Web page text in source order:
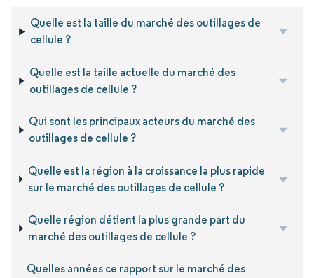
Quelle est la taille du marché des outillages de
cellule ?
Quelle est la taille actuelle du marché des
outillages de cellule ?
Qui sont les principaux acteurs du marché des
outillages de cellule ?
Quelle est la région à la croissance la plus rapide
sur le marché des outillages de cellule ?
Quelle région détient la plus grande part du
marché des outillages de cellule ?
Quelles années ce rapport sur le marché des